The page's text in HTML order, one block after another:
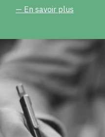
— En savoir plus